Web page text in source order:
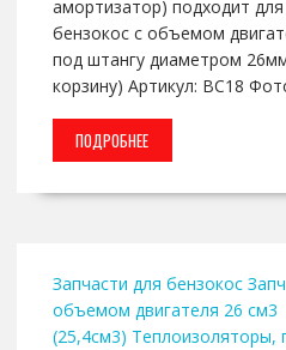
амортизатор) подходит
бензокос с объемом
под штангу диаметром
корзину) Артикул: BC18
ПОДРОБНЕЕ
Запчасти для бензокос
объемом двигателя 26 см3
(25,4см3) Теплоизоляторы,